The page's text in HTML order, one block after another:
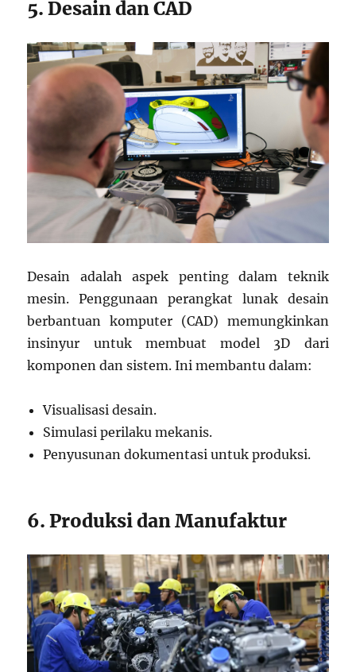
5. Desain dan CAD
Desain adalah aspek penting dalam teknik
mesin. Penggunaan perangkat lunak desain
berbantuan komputer (CAD) memungkinkan
insinyur untuk membuat model 3D dari
komponen dan sistem. Ini membantu dalam:
Visualisasi desain.
Simulasi perilaku mekanis.
Penyusunan dokumentasi untuk produksi.
6. Produksi dan Manufaktur